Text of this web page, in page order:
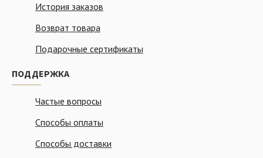
История заказов
Возврат товара
Подарочные сертификаты
ПОДДЕРЖКА
Частые вопросы
Способы оплаты
Способы доставки